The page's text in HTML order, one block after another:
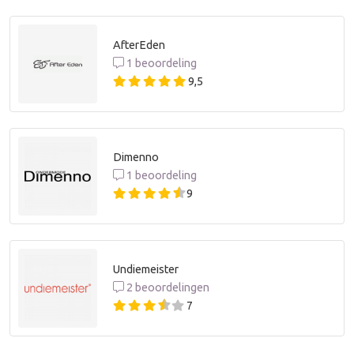
AfterEden
1 beoordeling
9,5
Dimenno
1 beoordeling
9
Undiemeister
2 beoordelingen
7